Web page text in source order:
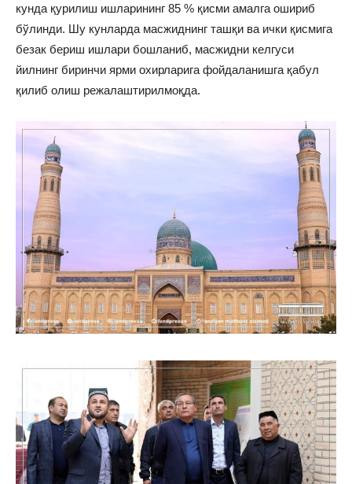
кунда қурилиш ишларининг 85 % қисми амалга ошириб
бўлинди. Шу кунларда масжиднинг ташқи ва ички қисмига
безак бериш ишлари бошланиб, масжидни келгуси
йилнинг биринчи ярми охирларига фойдаланишга қабул
қилиб олиш режалаштирилмоқда.